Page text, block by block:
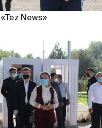
News»